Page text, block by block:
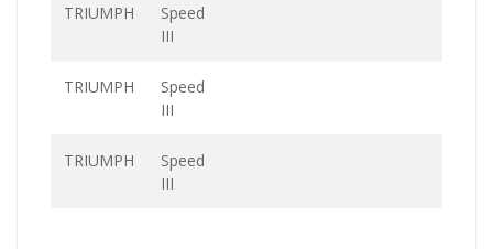
TRIUMPH
Speed
III
TRIUMPH
Speed
III
TRIUMPH
Speed
III